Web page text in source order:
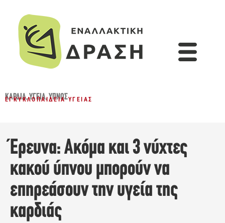
ΚΑΡΔΙΆ,ΥΓΕΊΑ,ΎΠΝΟΣ
ΕΓΚΥΚΛΟΠΑΊΔΕΙΑ ΥΓΕΊΑΣ
Έρευνα: Aκόμα και 3 νύχτες
κακού ύπνου μπορούν να
επηρεάσουν την υγεία της
καρδιάς